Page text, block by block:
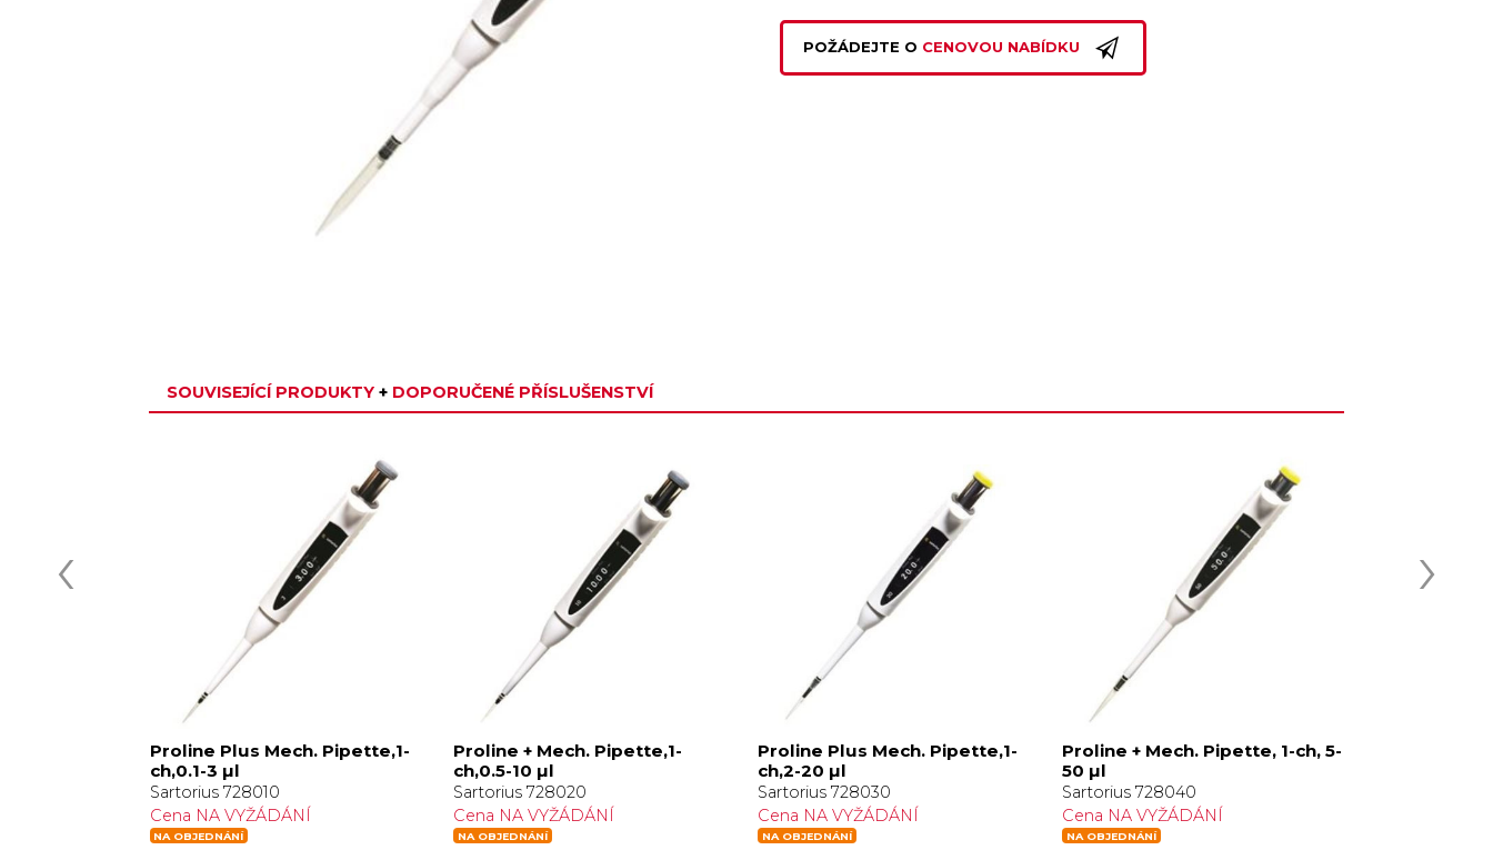
POŽÁDEJTE O CENOVOU NABÍDKU
SOUVISEJÍCÍ PRODUKTY+ DOPORUČENÉ PŘÍSLUŠENSTVÍ
Proline Plus Mech. Pipette,1-
ch,0.1-3 µl
Sartorius 728010
Cena NA VYŽÁDÁNÍ
NA OBJEDNÁNÍ
Proline + Mech. Pipette,1-
ch,0.5-10 µl
Sartorius 728020
Cena NA VYŽÁDÁNÍ
NA OBJEDNÁNÍ
Proline Plus Mech. Pipette,1-
ch,2-20 µl
Sartorius 728030
Cena NA VYŽÁDÁNÍ
NA OBJEDNÁNÍ
Proline + Mech. Pipette, 1-ch, 5-
50 µl
Sartorius 728040
Cena NA VYŽÁDÁNÍ
NA OBJEDNÁNÍ
‹ ›